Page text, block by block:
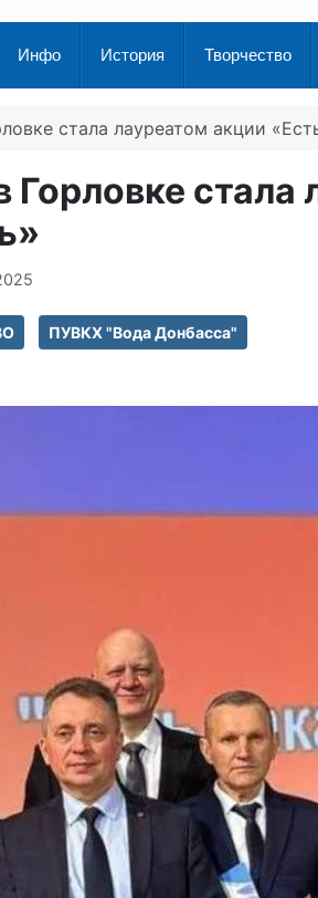
Инфо История Творчество
стала лауреатом акции
стала
ПУВКХ "Вода Донбасса"